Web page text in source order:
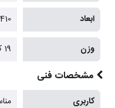
ابعاد 410*280*580 (طول*عرض*ارتفاع)
وزن 19 کیلوگرم
مشخصات فنی
کاربری مناسب